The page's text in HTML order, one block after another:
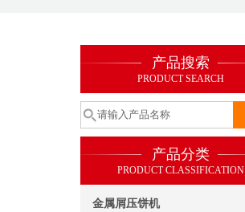
产品搜索
PRODUCT SEARCH
产品分类
PRODUCT CLASSIFICATION
金属屑压饼机